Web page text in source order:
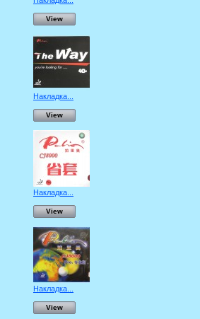
View
Накладка...
View
Накладка...
View
Накладка...
View